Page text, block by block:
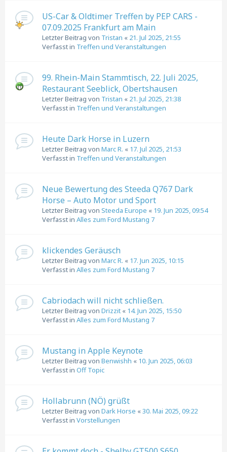
US-Car & Oldtimer Treffen by PEP CARS -
07.09.2025 Frankfurt am Main
Letzter Beitrag von Tristan « 21. Jul 2025, 21:55
Verfasst in Treffen und Veranstaltungen
99. Rhein-Main Stammtisch, 22. Juli 2025,
Restaurant Seeblick, Obertshausen
Letzter Beitrag von Tristan « 21. Jul 2025, 21:38
Verfasst in Treffen und Veranstaltungen
Heute Dark Horse in Luzern
Letzter Beitrag von Marc R. « 17. Jul 2025, 21:53
Verfasst in Treffen und Veranstaltungen
Neue Bewertung des Steeda Q767 Dark
Horse – Auto Motor und Sport
Letzter Beitrag von Steeda Europe « 19. Jun 2025, 09:54
Verfasst in Alles zum Ford Mustang 7
klickendes Geräusch
Letzter Beitrag von Marc R. « 17. Jun 2025, 10:15
Verfasst in Alles zum Ford Mustang 7
Cabriodach will nicht schließen.
Letzter Beitrag von Drizzit « 14. Jun 2025, 15:50
Verfasst in Alles zum Ford Mustang 7
Mustang in Apple Keynote
Letzter Beitrag von Benwishh « 10. Jun 2025, 06:03
Verfasst in Off Topic
Hollabrunn (NÖ) grüßt
Letzter Beitrag von Dark Horse «30. Mai 2025, 09:22
Verfasst in Vorstellungen